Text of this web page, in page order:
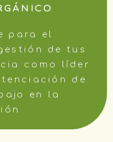
para el
de tus
como líder
de
en la